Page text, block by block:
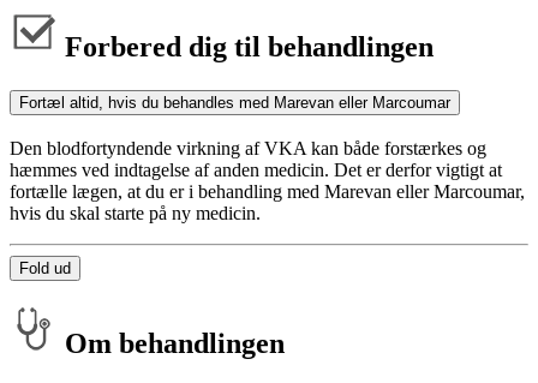
Forbered dig til behandlingen
Fortæl altid, hvis du behandles med Marevan eller Marcoumar
Den blodfortyndende virkning af VKA kan både forstærkes og
hæmmes ved indtagelse af anden medicin. Det er derfor vigtigt at
fortælle lægen, at du er i behandling med Marevan eller Marcoumar,
hvis du skal starte på ny medicin.
Fold ud
Om behandlingen